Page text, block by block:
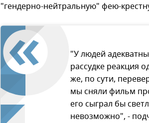
"гендерно-нейтральную" фею-
"У людей
рассудке реакция
же, по сути,
мы сняли фильм
его сыграл бы
невозможно", -